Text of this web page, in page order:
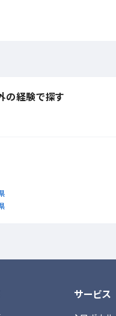
の経験で探す
サービス